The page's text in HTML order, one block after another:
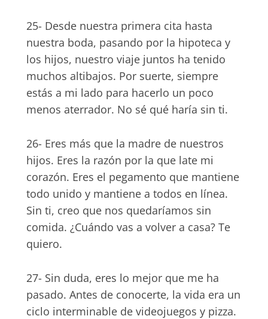
25- Desde nuestra primera cita hasta
nuestra boda, pasando por la hipoteca y
los hijos, nuestro viaje juntos ha tenido
muchos altibajos. Por suerte, siempre
estás a mi lado para hacerlo un poco
menos aterrador. No sé qué haría sin ti.
26- Eres más que la madre de nuestros
hijos. Eres la razón por la que late mi
corazón. Eres el pegamento que mantiene
todo unido y mantiene a todos en línea.
Sin ti, creo que nos quedaríamos sin
comida. ¿Cuándo vas a volver a casa? Te
quiero.
27- Sin duda, eres lo mejor que me ha
pasado. Antes de conocerte, la vida era un
ciclo interminable de videojuegos y pizza.